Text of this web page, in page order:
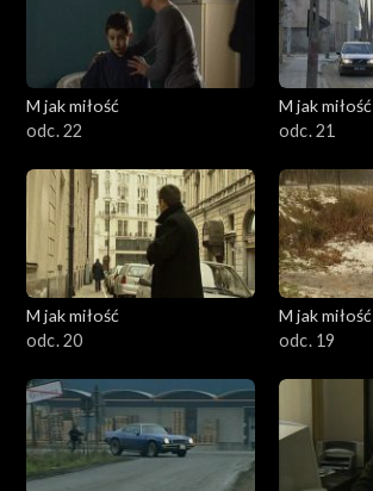
M jak miłość
odc. 22
M jak miłość
odc. 21
M jak miłość
odc. 20
M jak miłość
odc. 19